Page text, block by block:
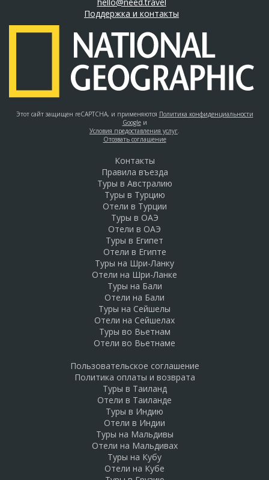
Поддержка и контакты
Этот сайт защищен reCAPTCHA, и применяются Политика конфиденциальности
Googleи
Условия предоставления услуг.
Отозвать соглашение
Контакты
Правила въезда
Туры в Австралию
Туры в Турцию
Отели в Турции
Туры в ОАЭ
Отели в ОАЭ
Туры в Египет
Отели в Египте
Туры на Шри-Ланку
Отели на Шри-Ланке
Туры на Бали
Отели на Бали
Туры на Сейшелы
Отели на Сейшелах
Туры во Вьетнам
Отели во Вьетнаме
Пользовательское соглашение
Политика оплаты и возврата
Туры в Таиланд
Отели в Таиланде
Туры в Индию
Отели в Индии
Туры на Мальдивы
Отели на Мальдивах
Туры на Кубу
Отели на Кубе